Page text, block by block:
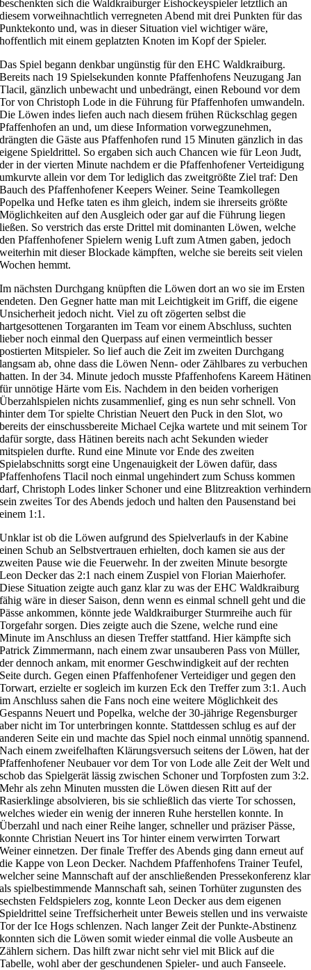
beschenkten sich die Waldkraiburger Eishockeyspieler letztlich an
diesem vorweihnachtlich verregneten Abend mit drei Punkten für das
Punktekonto und, was in dieser Situation viel wichtiger wäre,
hoffentlich mit einem geplatzten Knoten im Kopf der Spieler.
Das Spiel begann denkbar ungünstig für den EHC Waldkraiburg.
Bereits nach 19 Spielsekunden konnte Pfaffenhofens Neuzugang Jan
Tlacil, gänzlich unbewacht und unbedrängt, einen Rebound vor dem
Tor von Christoph Lode in die Führung für Pfaffenhofen umwandeln.
Die Löwen indes liefen auch nach diesem frühen Rückschlag gegen
Pfaffenhofen an und, um diese Information vorwegzunehmen,
drängten die Gäste aus Pfaffenhofen rund 15 Minuten gänzlich in das
eigene Spieldrittel. So ergaben sich auch Chancen wie für Leon Judt,
der in der vierten Minute nachdem er die Pfaffenhofener Verteidigung
umkurvte allein vor dem Tor lediglich das zweitgrößte Ziel traf: Den
Bauch des Pfaffenhofener Keepers Weiner. Seine Teamkollegen
Popelka und Hefke taten es ihm gleich, indem sie ihrerseits größte
Möglichkeiten auf den Ausgleich oder gar auf die Führung liegen
ließen. So verstrich das erste Drittel mit dominanten Löwen, welche
den Pfaffenhofener Spielern wenig Luft zum Atmen gaben, jedoch
weiterhin mit dieser Blockade kämpften, welche sie bereits seit vielen
Wochen hemmt.
Im nächsten Durchgang knüpften die Löwen dort an wo sie im Ersten
endeten. Den Gegner hatte man mit Leichtigkeit im Griff, die eigene
Unsicherheit jedoch nicht. Viel zu oft zögerten selbst die
hartgesottenen Torgaranten im Team vor einem Abschluss, suchten
lieber noch einmal den Querpass auf einen vermeintlich besser
postierten Mitspieler. So lief auch die Zeit im zweiten Durchgang
langsam ab, ohne dass die Löwen Nenn- oder Zählbares zu verbuchen
hatten. In der 34. Minute jedoch musste Pfaffenhofens Kareem Hätinen
für unnötige Härte vom Eis. Nachdem in den beiden vorherigen
Überzahlspielen nichts zusammenlief, ging es nun sehr schnell. Von
hinter dem Tor spielte Christian Neuert den Puck in den Slot, wo
bereits der einschussbereite Michael Cejka wartete und mit seinem Tor
dafür sorgte, dass Hätinen bereits nach acht Sekunden wieder
mitspielen durfte. Rund eine Minute vor Ende des zweiten
Spielabschnitts sorgt eine Ungenauigkeit der Löwen dafür, dass
Pfaffenhofens Tlacil noch einmal ungehindert zum Schuss kommen
darf, Christoph Lodes linker Schoner und eine Blitzreaktion verhindern
sein zweites Tor des Abends jedoch und halten den Pausenstand bei
einem 1:1.
Unklar ist ob die Löwen aufgrund des Spielverlaufs in der Kabine
einen Schub an Selbstvertrauen erhielten, doch kamen sie aus der
zweiten Pause wie die Feuerwehr. In der zweiten Minute besorgte
Leon Decker das 2:1 nach einem Zuspiel von Florian Maierhofer.
Diese Situation zeigte auch ganz klar zu was der EHC Waldkraiburg
fähig wäre in dieser Saison, denn wenn es einmal schnell geht und die
Pässe ankommen, könnte jede Waldkraiburger Sturmreihe auch für
Torgefahr sorgen. Dies zeigte auch die Szene, welche rund eine
Minute im Anschluss an diesen Treffer stattfand. Hier kämpfte sich
Patrick Zimmermann, nach einem zwar unsauberen Pass von Müller,
der dennoch ankam, mit enormer Geschwindigkeit auf der rechten
Seite durch. Gegen einen Pfaffenhofener Verteidiger und gegen den
Torwart, erzielte er sogleich im kurzen Eck den Treffer zum 3:1. Auch
im Anschluss sahen die Fans noch eine weitere Möglichkeit des
Gespanns Neuert und Popelka, welche der 30-jährige Regensburger
aber nicht im Tor unterbringen konnte. Stattdessen schlug es auf der
anderen Seite ein und machte das Spiel noch einmal unnötig spannend.
Nach einem zweifelhaften Klärungsversuch seitens der Löwen, hat der
Pfaffenhofener Neubauer vor dem Tor von Lode alle Zeit der Welt und
schob das Spielgerät lässig zwischen Schoner und Torpfosten zum 3:2.
Mehr als zehn Minuten mussten die Löwen diesen Ritt auf der
Rasierklinge absolvieren, bis sie schließlich das vierte Tor schossen,
welches wieder ein wenig der inneren Ruhe herstellen konnte. In
Überzahl und nach einer Reihe langer, schneller und präziser Pässe,
konnte Christian Neuert ins Tor hinter einem verwirrten Torwart
Weiner einnetzen. Der finale Treffer des Abends ging dann erneut auf
die Kappe von Leon Decker. Nachdem Pfaffenhofens Trainer Teufel,
welcher seine Mannschaft auf der anschließenden Pressekonferenz klar
als spielbestimmende Mannschaft sah, seinen Torhüter zugunsten des
sechsten Feldspielers zog, konnte Leon Decker aus dem eigenen
Spieldrittel seine Treffsicherheit unter Beweis stellen und ins verwaiste
Tor der Ice Hogs schlenzen. Nach langer Zeit der Punkte-Abstinenz
konnten sich die Löwen somit wieder einmal die volle Ausbeute an
Zählern sichern. Das hilft zwar nicht sehr viel mit Blick auf die
Tabelle, wohl aber der geschundenen Spieler- und auch Fanseele.